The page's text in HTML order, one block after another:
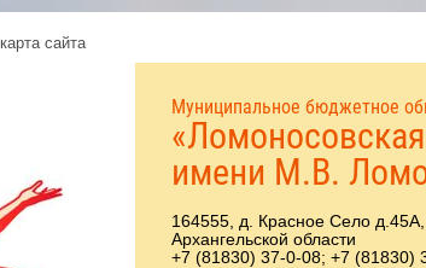
карта сайта
Муниципальное бюджетное
имени М.В.
164555, д. Красное Село д.45А,
Архангельской области
+7 (81830) 37-0-08; +7 (81830)